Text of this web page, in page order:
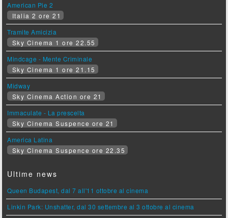
American Pie 2
Italia 2 ore 21
Tramite Amicizia
Sky Cinema 1 ore 22.55
Mindcage - Mente Criminale
Sky Cinema 1 ore 21.15
Midway
Sky Cinema Action ore 21
Immaculate - La prescelta
Sky Cinema Suspence ore 21
America Latina
Sky Cinema Suspence ore 22.35
Ultime news
Queen Budapest, dal 7 all'11 ottobre al cinema
Linkin Park: Unshatter, dal 30 settembre al 3 ottobre al cinema